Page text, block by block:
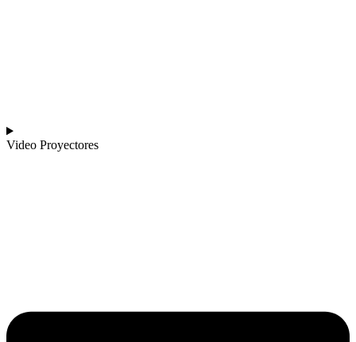
Video Proyectores